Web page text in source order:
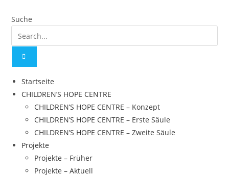
Inhalt
springen
Suche
Startseite
CHILDREN’S HOPE CENTRE
CHILDREN’S HOPE CENTRE – Konzept
CHILDREN’S HOPE CENTRE – Erste Säule
CHILDREN’S HOPE CENTRE – Zweite Säule
Projekte
Projekte – Früher
Projekte – Aktuell